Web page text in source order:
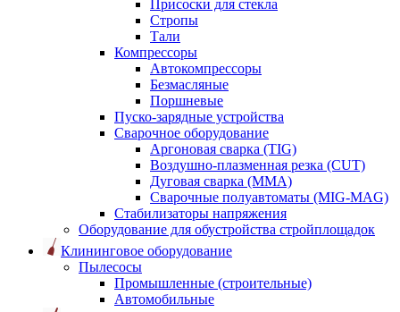
Присоски для стекла
Стропы
Тали
Компрессоры
Автокомпрессоры
Безмасляные
Поршневые
Пуско-зарядные устройства
Сварочное оборудование
Аргоновая сварка (TIG)
Воздушно-плазменная резка (CUT)
Дуговая сварка (ММА)
Сварочные полуавтоматы (MIG-MAG)
Стабилизаторы напряжения
Оборудование для обустройства стройплощадок
Клининговое оборудование
Пылесосы
Промышленные (строительные)
Автомобильные